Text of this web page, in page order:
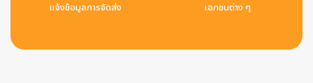
แจ้งข้อมูลการจัดส่ง
เอกชนต่าง ๆ